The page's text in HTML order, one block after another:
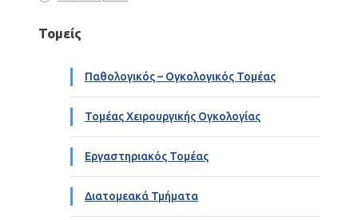
Τομείς
Παθολογικός – Ογκολογικός Τομέας
Τομέας Χειρουργικής Ογκολογίας
Εργαστηριακός Τομέας
Διατομεακά Τμήματα